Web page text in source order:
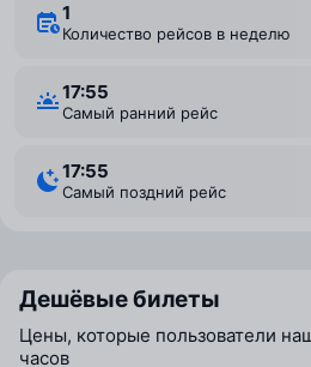
1
Количество рейсов в неделю
17:55
Самый ранний рейс
17:55
Самый поздний рейс
Дешёвые билеты
Цены, которые пользователи
часов